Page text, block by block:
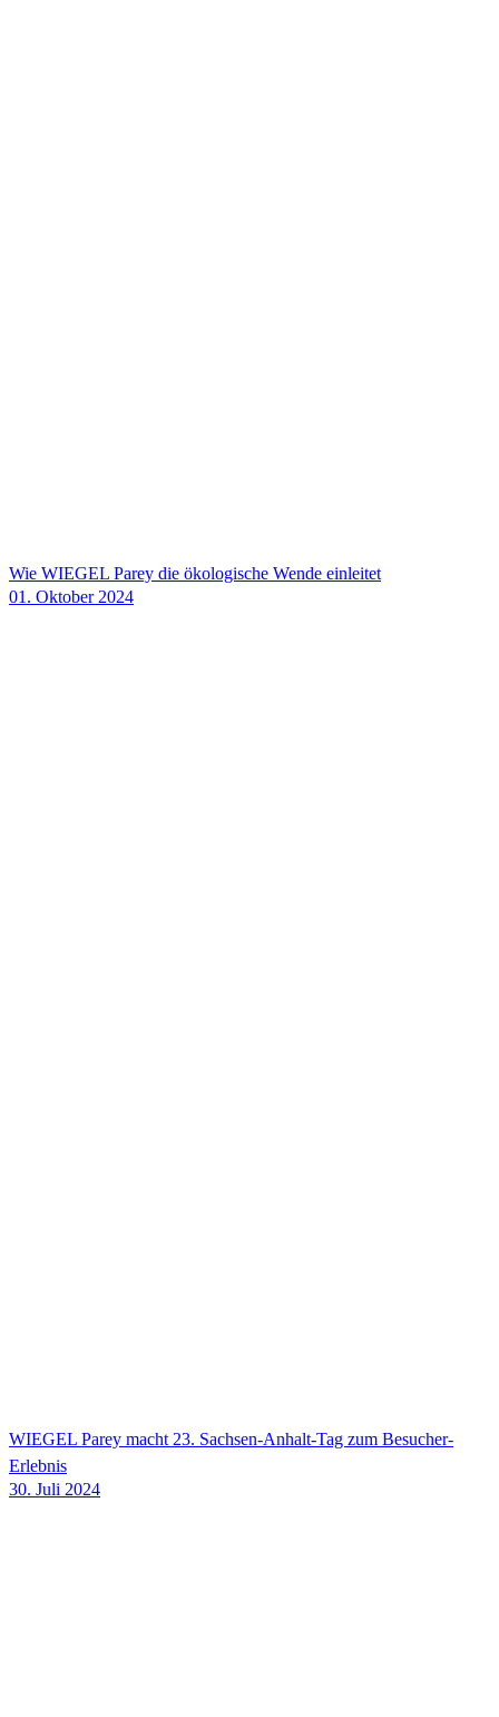
Wie WIEGEL Parey die ökologische Wende einleitet
01. Oktober 2024
WIEGEL Parey macht 23. Sachsen-Anhalt-Tag zum Besucher-
Erlebnis
30. Juli 2024